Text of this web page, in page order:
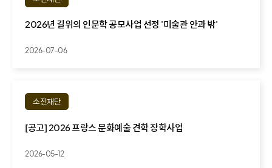
2026년 길위의 인문학 공모사업 선정 '미술관 안과 밖'
2026-07-06
소전재단
[공고] 2026 프랑스 문화예술 견학 장학사업
2026-05-12